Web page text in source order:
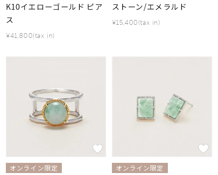
K10イエローゴールド ピア
ス
¥41,800(tax in)
ストーン/エメラルド
¥15,400(tax in)
オンライン限定
オンライン限定